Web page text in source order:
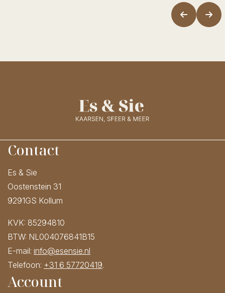
Contact
Es & Sie
Oostenstein 31
9291GS Kollum
KVK: 85294810
BTW: NL004076841B15
E-mail: info@esensie.nl
Telefoon: +31 6 57720419.
Account